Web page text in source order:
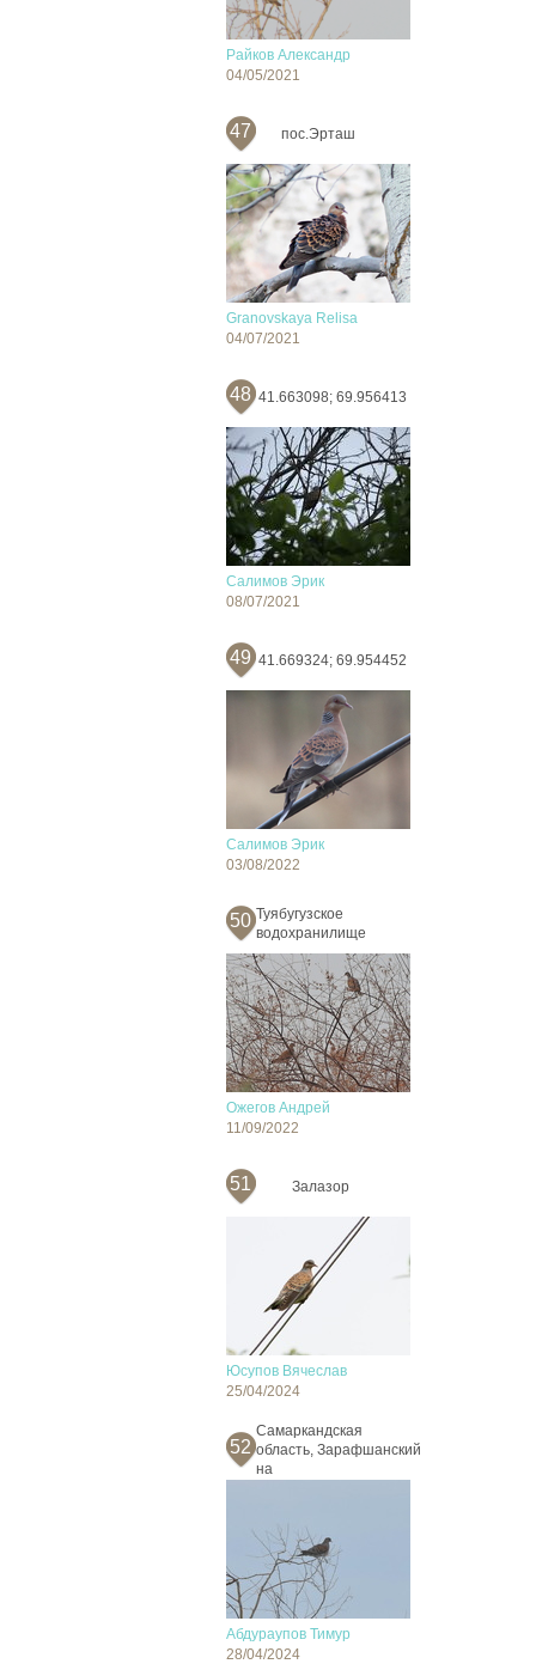
Райков Александр
04/05/2021
47 пос.Эрташ
Granovskaya Relisa
04/07/2021
48 41.663098; 69.956413
Салимов Эрик
08/07/2021
49 41.669324; 69.954452
Салимов Эрик
03/08/2022
50 Туябугузское
водохранилище
Ожегов Андрей
11/09/2022
51 Залазор
Юсупов Вячеслав
25/04/2024
52
Самаркандская
область, Зарафшанский
на
Абдураупов Тимур
28/04/2024